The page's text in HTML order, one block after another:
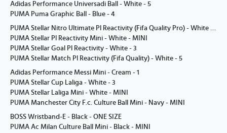
Adidas Performance Universadi Ball - White - 5
PUMA Puma Graphic Ball - Blue - 4
PUMA Stellar Nitro Ultimate Pl Reactivity (Fifa Quality Pro) - White - 5
PUMA Stellar Pl Reactivity Mini - White - MINI
PUMA Stellar Goal Pl Reactivity - White - 3
PUMA Stellar Match Pl Reactivity (Fifa Quality) - White - 5
Adidas Performance Messi Mini - Cream - 1
PUMA Stellar Cup Laliga - White - 3
PUMA Stellar Laliga Mini - White - MINI
PUMA Manchester City F.c. Culture Ball Mini - Navy - MINI
BOSS Wristband-E - Black - ONE SIZE
PUMA Ac Milan Culture Ball Mini - Black - MINI